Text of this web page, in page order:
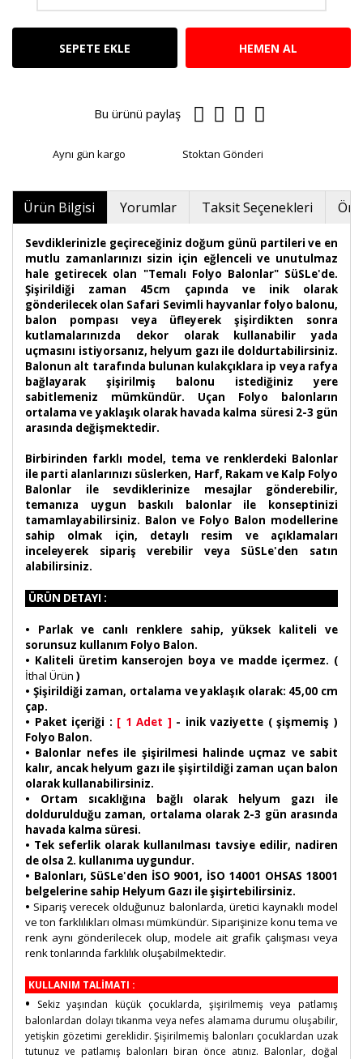
SEPETE EKLE HEMEN AL
Bu ürünü paylaş
Aynı gün kargo Stoktan Gönderi
Ürün Bilgisi Yorumlar Taksit Seçenekleri
Sevdiklerinizle geçireceğiniz doğum günü partileri ve en
mutlu zamanlarınızı sizin için eğlenceli ve unutulmaz
hale getirecek olan "Temalı Folyo Balonlar" SüSLe'de.
Şişirildiği zaman 45cm çapında ve inik olarak
gönderilecek olan Safari Sevimli hayvanlar folyo balonu,
balon pompası veya üfleyerek şişirdikten sonra
kutlamalarınızda dekor olarak kullanabilir yada
uçmasını istiyorsanız, helyum gazı ile doldurtabilirsiniz.
Balonun alt tarafında bulunan kulakçıklara ip veya rafya
bağlayarak şişirilmiş balonu istediğiniz yere
sabitlemeniz mümkündür. Uçan Folyo balonların
ortalama ve yaklaşık olarak havada kalma süresi 2-3 gün
arasında değişmektedir.
Birbirinden farklı model, tema ve renklerdeki Balonlar
ile parti alanlarınızı süslerken, Harf, Rakam ve Kalp Folyo
Balonlar ile sevdiklerinize mesajlar gönderebilir,
temanıza uygun baskılı balonlar ile konseptinizi
tamamlayabilirsiniz. Balon ve Folyo Balon modellerine
sahip olmak için, detaylı resim ve açıklamaları
inceleyerek sipariş verebilir veya SüSLe'den satın
alabilirsiniz.
ÜRÜN DETAYI :
• Parlak ve canlı renklere sahip, yüksek kaliteli ve
sorunsuz kullanım Folyo Balon.
• Kaliteli üretim kanserojen boya ve madde içermez. (
İthal Ürün )
• Şişirildiği zaman, ortalama ve yaklaşık olarak: 45,00 cm
çap.
• Paket içeriği : [ 1 Adet ] - inik vaziyette ( şişmemiş )
Folyo Balon.
• Balonlar nefes ile şişirilmesi halinde uçmaz ve sabit
kalır, ancak helyum gazı ile şişirtildiği zaman uçan balon
olarak kullanabilirsiniz.
• Ortam sıcaklığına bağlı olarak helyum gazı ile
doldurulduğu zaman, ortalama olarak 2-3 gün arasında
havada kalma süresi.
• Tek seferlik olarak kullanılması tavsiye edilir, nadiren
de olsa 2. kullanıma uygundur.
• Balonları, SüSLe'den İSO 9001, İSO 14001 OHSAS 18001
belgelerine sahip Helyum Gazı ile şişirtebilirsiniz.
• Sipariş verecek olduğunuz balonlarda, üretici kaynaklı model
ve ton farklılıkları olması mümkündür. Siparişinize konu tema ve
renk aynı gönderilecek olup, modele ait grafik çalışması veya
renk tonlarında farklılık oluşabilmektedir.
KULLANIM TALİMATI :
•
Sekiz yaşından küçük çocuklarda, şişirilmemiş veya patlamış
balonlardan dolayı tıkanma veya nefes alamama durumu oluşabilir,
yetişkin gözetimi gereklidir. Şişirilmemiş balonları çocuklardan uzak
tutunuz ve patlamış balonları biran önce atınız. Balonlar, doğal